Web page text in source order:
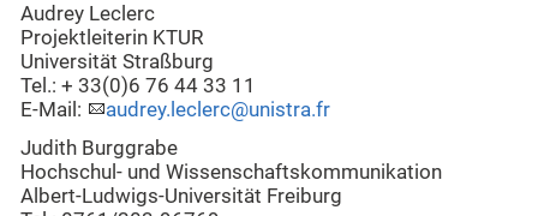
Audrey Leclerc
Projektleiterin KTUR
Universität Straßburg
Tel.: + 33(0)6 76 44 33 11
E-Mail:
audrey.leclerc@unistra.fr
Judith Burggrabe
Hochschul- und Wissenschaftskommunikation
Albert-Ludwigs-Universität Freiburg